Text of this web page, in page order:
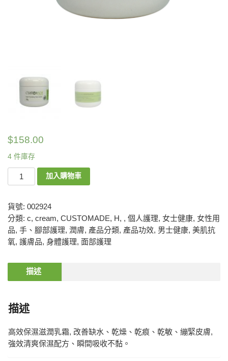
$158.00
4 件庫存
加入購物車
貨號: 002924
分類: c, cream, CUSTOMADE, H, , 個人護理, 女士健康, 女性用
品, 手、腳部護理, 潤膚, 產品分類, 產品功效, 男士健康, 美肌抗
氧, 護膚品, 身體護理, 面部護理
描述
描述
高效保濕滋潤乳霜, 改善缺水、乾燥、乾痕、乾敏、繃緊皮膚,
強效清爽保濕配方、瞬間吸收不黏。